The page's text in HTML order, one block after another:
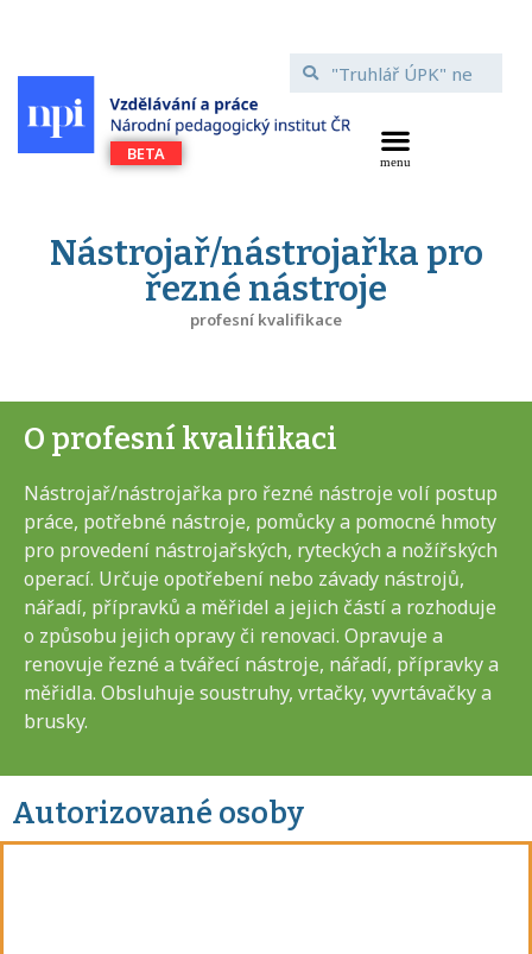
Nástrojař/nástrojařka pro
řezné nástroje
profesní kvalifikace
O profesní kvalifikaci
Nástrojař/nástrojařka pro řezné nástroje volí postup
práce, potřebné nástroje, pomůcky a pomocné hmoty
pro provedení nástrojařských, ryteckých a nožířských
operací. Určuje opotřebení nebo závady nástrojů,
nářadí, přípravků a měřidel a jejich částí a rozhoduje
o způsobu jejich opravy či renovaci. Opravuje a
renovuje řezné a tvářecí nástroje, nářadí, přípravky a
měřidla. Obsluhuje soustruhy, vrtačky, vyvrtávačky a
brusky.
Autorizované osoby